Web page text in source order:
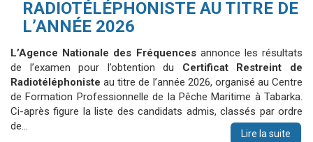
RADIOTÉLÉPHONISTE AU TITRE DE
L’ANNÉE 2026
L’Agence Nationale des Fréquencesannonce les résultats
de l’examen pour l’obtention du Certificat Restreint de
Radiotéléphoniste au titre de l’année 2026, organisé au Centre
de Formation Professionnelle de la Pêche Maritime à Tabarka
Ci-après figure la liste des candidats admis, classés par ordre
de…
Lire la suite